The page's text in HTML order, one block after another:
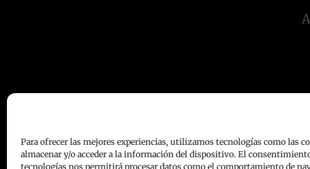
Para ofrecer las mejores experiencias, utilizamos tecnologías como las
almacenar y/o acceder a la información del dispositivo. El
tecnologías nos permitirá procesar datos como el comportamiento de